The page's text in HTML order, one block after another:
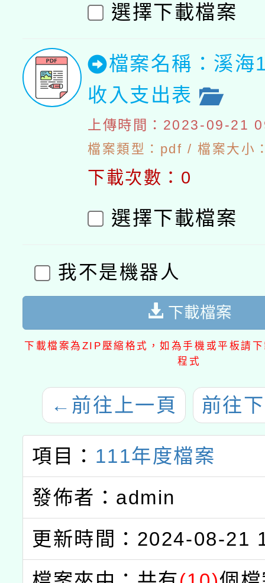
選擇下載檔案
檔案名稱：溪海
收入支出表
上傳時間：2023-09-21
檔案類型：pdf / 檔案大小
下載次數：0
選擇下載檔案
我不是機器人
下載檔案
下載檔案為ZIP壓縮格式，如為手機或平板請
程式
← 前往上一頁 前往
項目： 111年度檔案
發佈者：admin
更新時間：2024-08-21